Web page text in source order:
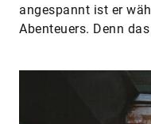
angespannt ist er
Abenteuers. Denn